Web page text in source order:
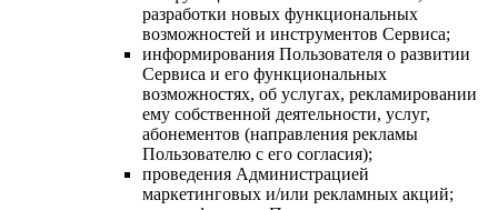
разработки новых функциональных
возможностей и инструментов Сервиса;
информирования Пользователя о развитии
Сервиса и его функциональных
возможностях, об услугах, рекламировании
ему собственной деятельности, услуг,
абонементов (направления рекламы
Пользователю с его согласия);
проведения Администрацией
маркетинговых и/или рекламных акций;